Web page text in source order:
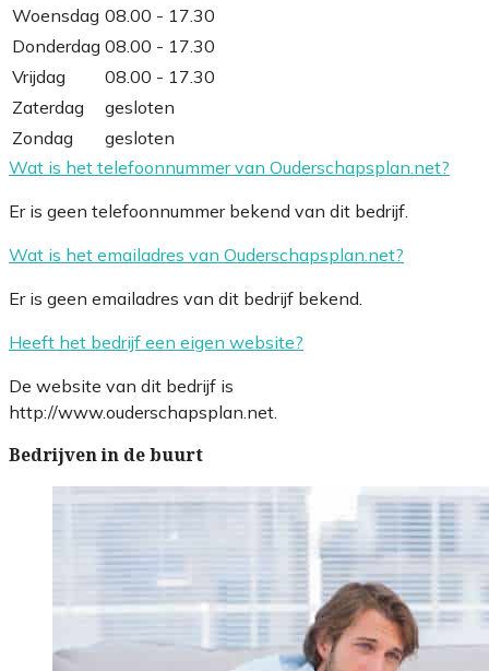
Woensdag 08.00 - 17.30
Donderdag 08.00 - 17.30
Vrijdag
08.00 - 17.30
Zaterdag
gesloten
Zondag
gesloten
Wat is het telefoonnummer van Ouderschapsplan.net?
Er is geen telefoonnummer bekend van dit bedrijf.
Wat is het emailadres van Ouderschapsplan.net?
Er is geen emailadres van dit bedrijf bekend.
Heeft het bedrijf een eigen website?
De website van dit bedrijf is
http://www.ouderschapsplan.net.
Bedrijven in de buurt